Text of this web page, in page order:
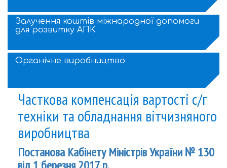
Залучення коштів міжнародної допомоги
для розвитку АПК
Органічне виробництво
Часткова компенсація вартості с/г
техніки та обладнання вітчизняного
виробництва
Постанова Кабінету Міністрів України № 130